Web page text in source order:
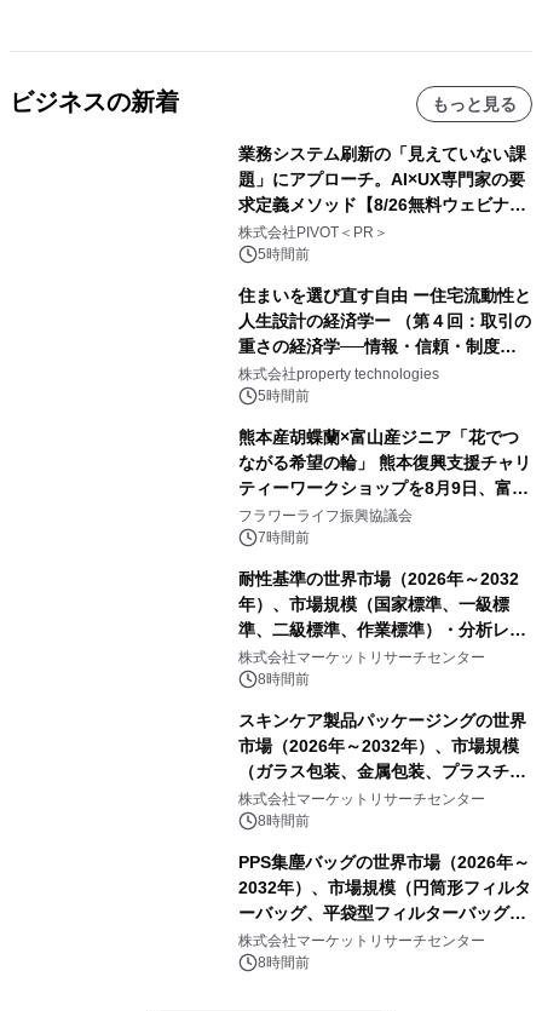
ビジネスの新着 もっと見る
業務システム刷新の「見えていない課
題」にアプローチ。AI×UX専門家の要
求定義メソッド【8/26無料ウェビナ
ー】株式会社PIVOT
株式会社PIVOT＜PR＞
5時間前
住まいを選び直す自由 ー住宅流動性と
人生設計の経済学ー （第４回：取引の
重さの経済学──情報・信頼・制度を
PropTechはどう組み替えるか）｜
PropTech-Lab
株式会社property technologies
5時間前
熊本産胡蝶蘭×富山産ジニア「花でつ
ながる希望の輪」 熊本復興支援チャリ
ティーワークショップを8月9日、富
山・射水で開催
フラワーライフ振興協議会
7時間前
耐性基準の世界市場（2026年～2032
年）、市場規模（国家標準、一級標
準、二級標準、作業標準）・分析レポ
ートを発表
株式会社マーケットリサーチセンター
8時間前
スキンケア製品パッケージングの世界
市場（2026年～2032年）、市場規模
（ガラス包装、金属包装、プラスチッ
ク包装、その他）・分析レポートを発
表
株式会社マーケットリサーチセンター
8時間前
PPS集塵バッグの世界市場（2026年～
2032年）、市場規模（円筒形フィルタ
ーバッグ、平袋型フィルターバッグ、
プリーツフィルターバッグ、その
他）・分析レポートを発表
株式会社マーケットリサーチセンター
8時間前